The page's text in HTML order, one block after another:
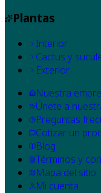
Plantas
Interior
Cactus y
Exterior
Nuestra
Únete a
Preguntas
Cotizar un
Blog
Términos y
Mapa del sitio
Mi cuenta